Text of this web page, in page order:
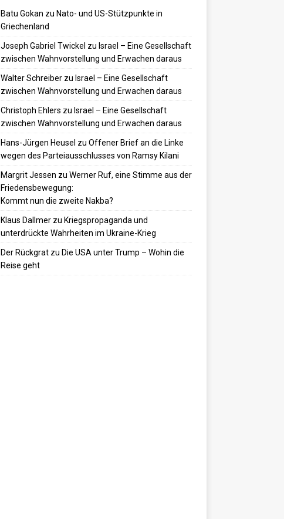
Batu Gokan zu Nato- und US-Stützpunkte in
Griechenland
Joseph Gabriel Twickel zu Israel – Eine Gesellschaft
zwischen Wahnvorstellung und Erwachen daraus
Walter Schreiberzu Israel – Eine Gesellschaft
zwischen Wahnvorstellung und Erwachen daraus
Christoph Ehlers zu Israel – Eine Gesellschaft
zwischen Wahnvorstellung und Erwachen daraus
Hans-Jürgen Heusel zu Offener Brief an die Linke
wegen des Parteiausschlusses von Ramsy Kilani
Margrit Jessen zu Werner Ruf, eine Stimme aus der
Friedensbewegung:
Kommt nun die zweite Nakba?
Klaus Dallmerzu Kriegspropaganda und
unterdrückte Wahrheiten im Ukraine-Krieg
Der Rückgratzu Die USA unter Trump – Wohin die
Reise geht